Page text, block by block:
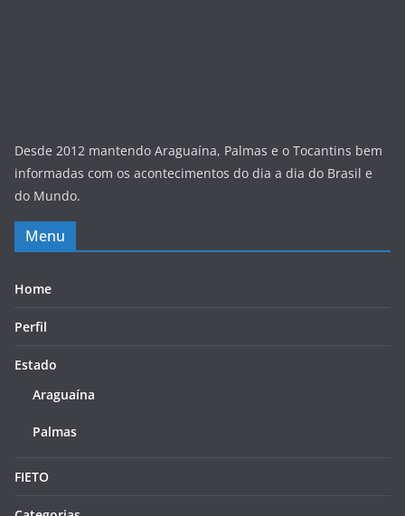
Desde 2012 mantendo Araguaína, Palmas e o Tocantins bem
informadas com os acontecimentos do dia a dia do Brasil e
do Mundo.
Menu
Home
Perfil
Estado
Araguaína
Palmas
FIETO